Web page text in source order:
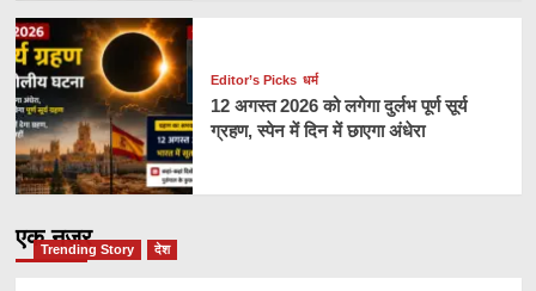
Editor’s Picks धर्म
12 अगस्त 2026 को लगेगा दुर्लभ पूर्ण सूर्य
ग्रहण, स्पेन में दिन में छाएगा अंधेरा
एक नज़र
Trending Story देश